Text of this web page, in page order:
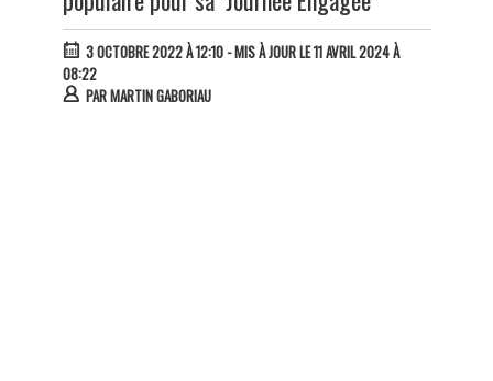
3 OCTOBRE 2022 À 12:10- MIS À JOUR LE 11 AVRIL 2024 À
08:22
PARMARTIN GABORIAU